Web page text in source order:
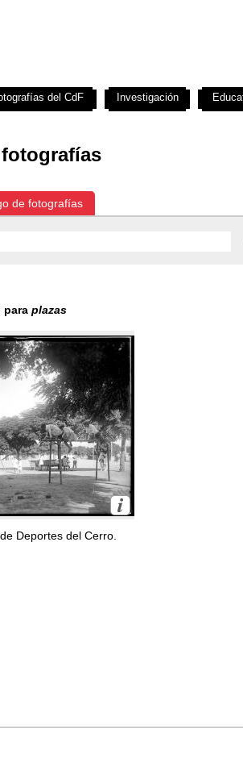
de fotografías
para plazas
Deportes del Cerro.
del CdF Investigación